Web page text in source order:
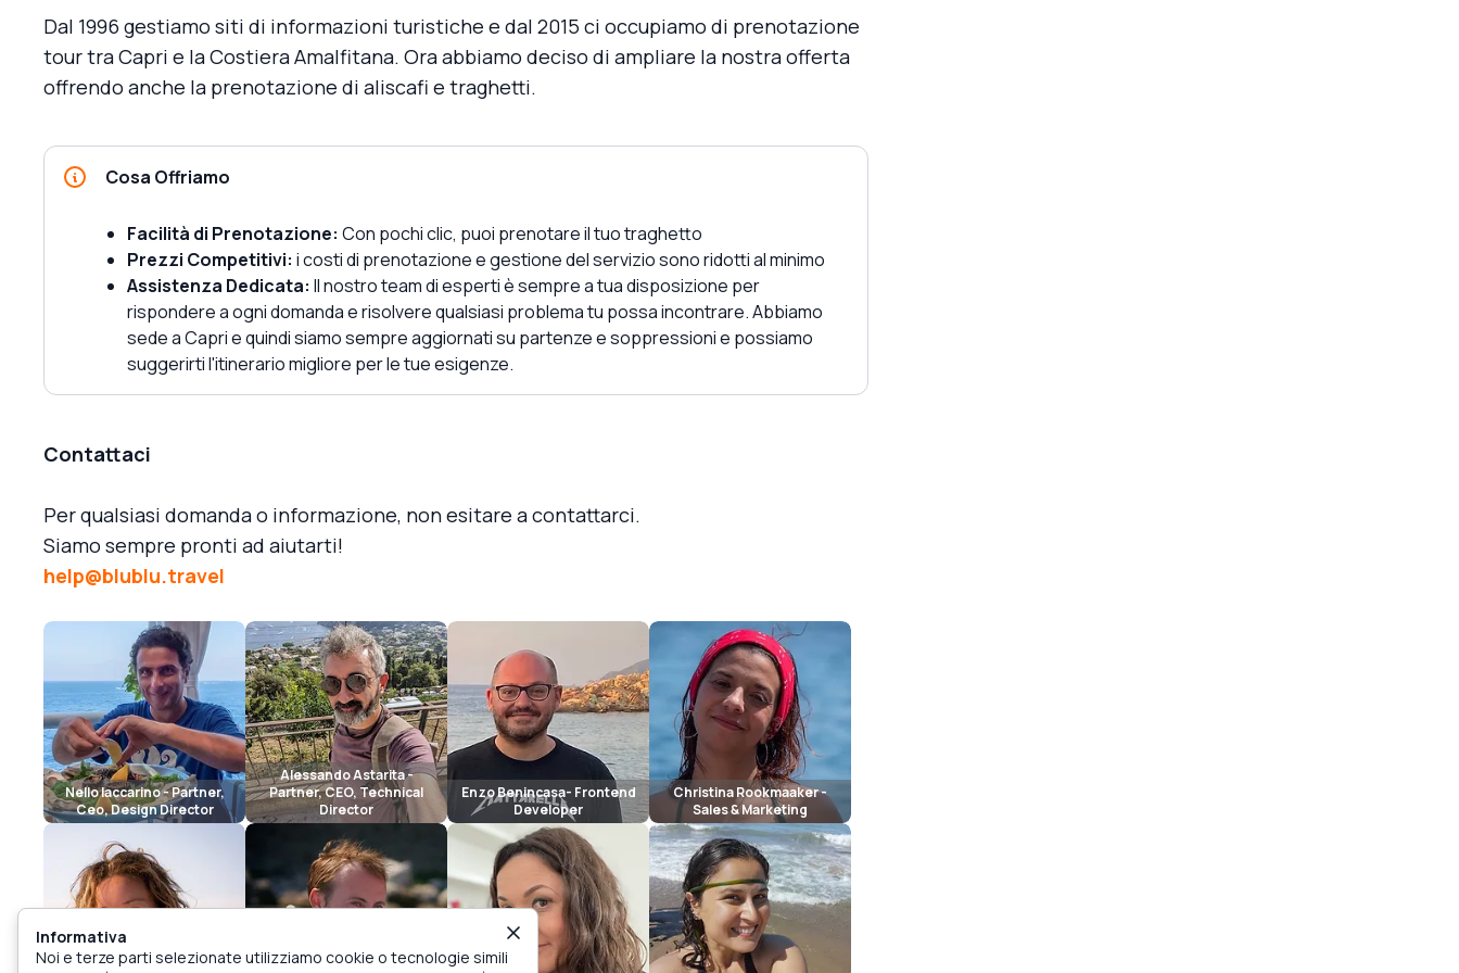
Dal 1996 gestiamo siti di informazioni turistiche e dal 2015 ci occupiamo di prenotazione
tour tra Capri e la Costiera Amalfitana. Ora abbiamo deciso di ampliare la nostra offerta
offrendo anche la prenotazione di aliscafi e traghetti.
Cosa Offriamo
Facilità di Prenotazione: Con pochi clic, puoi prenotare il tuo traghetto
Prezzi Competitivi: i costi di prenotazione e gestione del servizio sono ridotti al minimo
Assistenza Dedicata: Il nostro team di esperti è sempre a tua disposizione per
rispondere a ogni domanda e risolvere qualsiasi problema tu possa incontrare. Abbiamo
sede a Capri e quindi siamo sempre aggiornati su partenze e soppressioni e possiamo
suggerirti l'itinerario migliore per le tue esigenze.
Contattaci
Per qualsiasi domanda o informazione, non esitare a contattarci.
Siamo sempre pronti ad aiutarti!
help@blublu.travel
Nello Iaccarino - Partner,
Ceo, Design Director
Alessando Astarita -
Partner, CEO, Technical
Director
Enzo Benincasa- Frontend
Developer
Christina Rookmaaker -
Sales & Marketing
Informativa
Noi e terze parti selezionate utilizziamo cookie o tecnologie simili